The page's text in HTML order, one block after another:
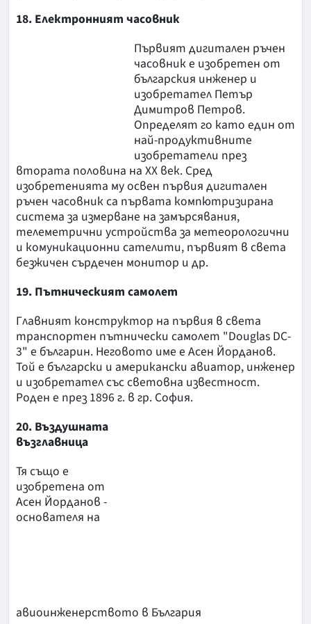
18. Електронният часовник
Първият дигитален ръчен
часовник е изобретен от
българския инженер и
изобретател Петър
Димитров Петров.
Определят го като един от
най-продуктивните
изобретатели през
втората половина на XX век. Сред
изобретенията му освен първия дигитален
ръчен часовник са първата компютризирана
система за измерване на замърсявания,
телеметрични устройства за метеорологични
и комуникационни сателити, първият в света
безжичен сърдечен монитор и др.
19. Пътническият самолет
Главният конструктор на първия в света
транспортен пътнически самолет "Douglas DC-
3" е българин. Неговото име е Асен Йорданов.
Той е български и американски авиатор, инженер
и изобретател със световна известност.
Роден е през 1896 г. в гр. София.
20. Въздушната
възглавница
Тя също е
изобретена от
Асен Йорданов -
основателя на
авиоинженерството в България